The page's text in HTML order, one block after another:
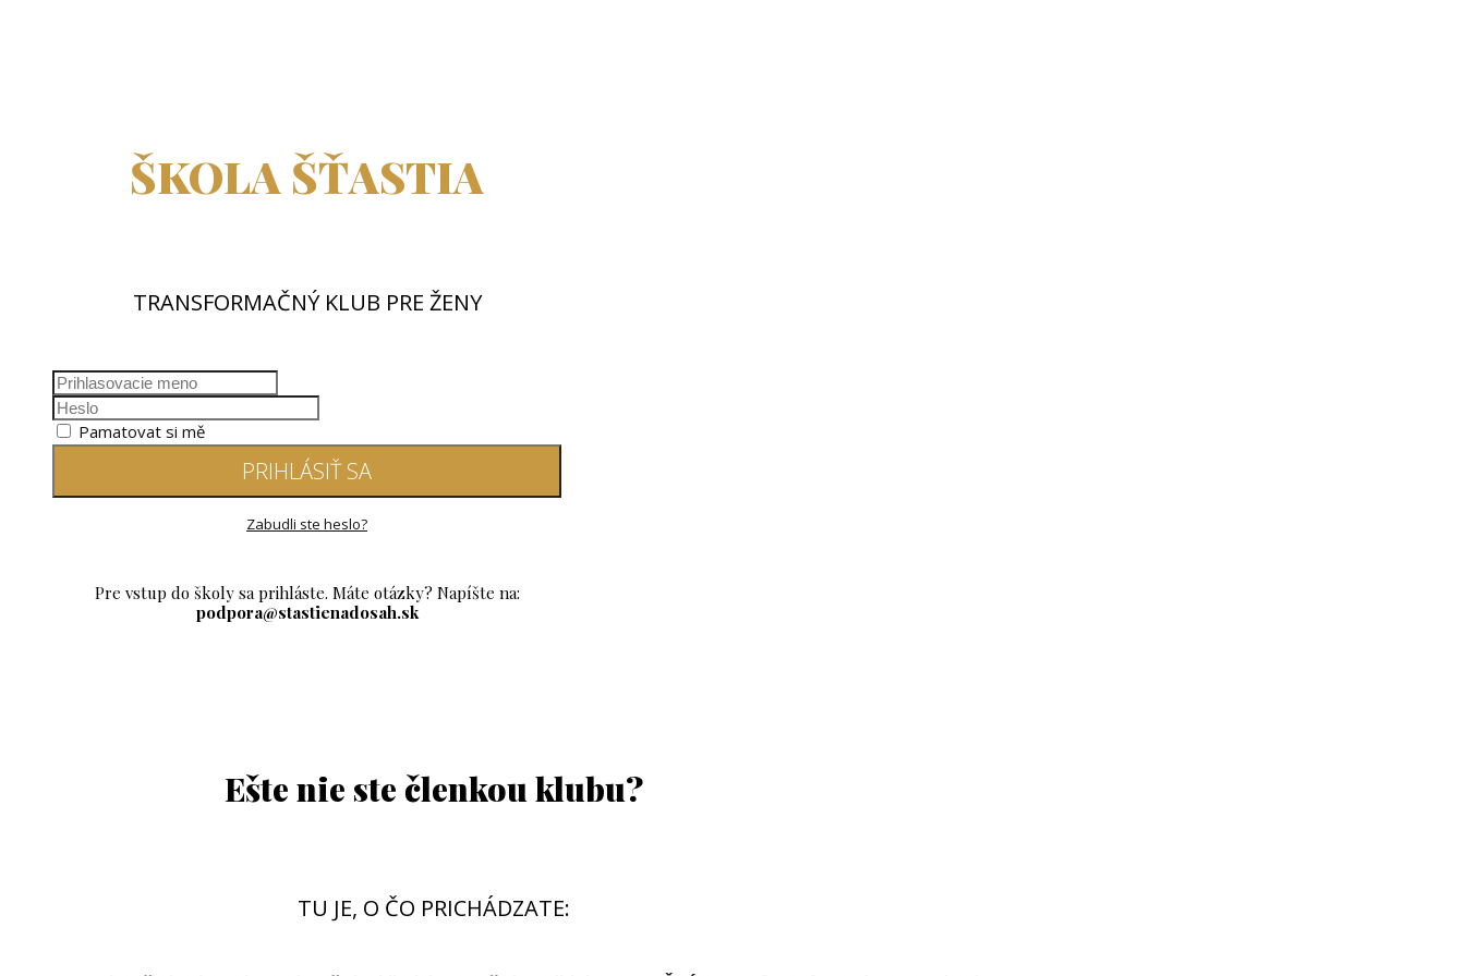
ŠKOLA ŠŤASTIA
TRANSFORMAČNÝ KLUB PRE ŽENY
Pamatovat si mě
PRIHLÁSIŤ SA
Zabudli ste heslo?
Pre vstup do školy sa prihláste. Máte otázky? Napíšte na:
podpora@stastienadosah.sk
Ešte nie ste členkou klubu?
TU JE, O ČO PRICHÁDZATE: